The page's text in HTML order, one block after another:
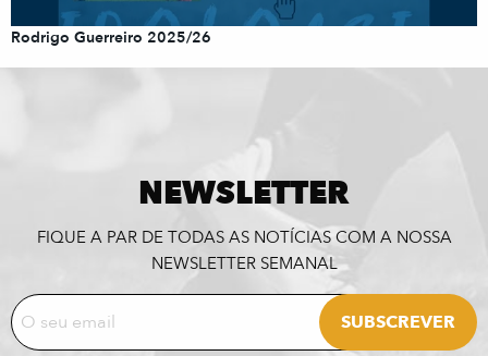
Rodrigo Guerreiro 2025/26
NEWSLETTER
FIQUE A PAR DE TODAS AS NOTÍCIAS COM A NOSSA
NEWSLETTER SEMANAL